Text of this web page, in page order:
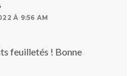
À 9:56 AM
feuilletés ! Bonne